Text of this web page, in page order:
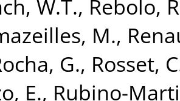
W.T., Rebolo,
M.,
G., Rosset,
E., Rubino-